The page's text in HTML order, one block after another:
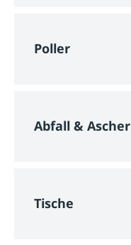
Poller
Abfall & Ascher
Tische